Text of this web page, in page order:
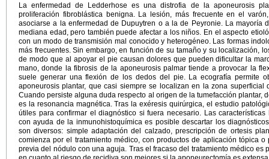
La enfermedad de Ledderhose es una distrofia de la aponeurosis
proliferación fibroblástica benigna. La lesión, más frecuente en el
asociarse a la enfermedad de Dupuytren o a la de Peyronie. La mayoría
mediana edad, pero también puede afectar a los niños. En el aspecto
con un modo de transmisión mal conocido y heterogéneo. Las formas
más frecuentes. Sin embargo, en función de su tamaño y su localización,
de modo que al apoyar el pie causan dolores que pueden dificultar la
mano, donde la fibrosis de la aponeurosis palmar tiende a provocar la
suele generar una flexión de los dedos del pie. La ecografía permite
aponeurosis plantar, que casi siempre se localizan en la zona superficial
Cuando persiste alguna duda respecto al origen de la tumefacción plantar,
es la resonancia magnética. Tras la exéresis quirúrgica, el estudio
útiles para confirmar el diagnóstico si fuera necesario. Las
con ayuda de la inmunohistoquímica es posible descartar los
son diversos: simple adaptación del calzado, prescripción de ortesis
comienza por el tratamiento médico, con productos de aplicación tópica
previa del nódulo con una aguja. Tras el fracaso del tratamiento médico es